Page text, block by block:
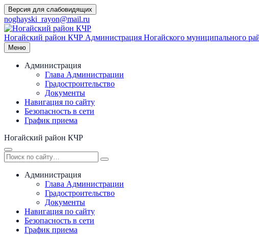
Перейти
к
содержимому
Версия для слабовидящих
noghayski_rayon@mail.ru
Ногайский район КЧР Администрация Ногайского муниципального
Меню
Администрация
Глава Администрации
Градостроительство
Документы
Навигация по сайту
Безопасность в сети
График приема
Ногайский район КЧР
Администрация
Глава Администрации
Градостроительство
Документы
Навигация по сайту
Безопасность в сети
График приема